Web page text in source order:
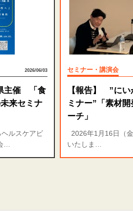
2026/06/03
主催 「食
来セミナ
ルスケアビ
…
セミナー・講演会
【報告】 ”にい
ミナー”「素材
ーチ」
2026年1月16日（
いたしま…